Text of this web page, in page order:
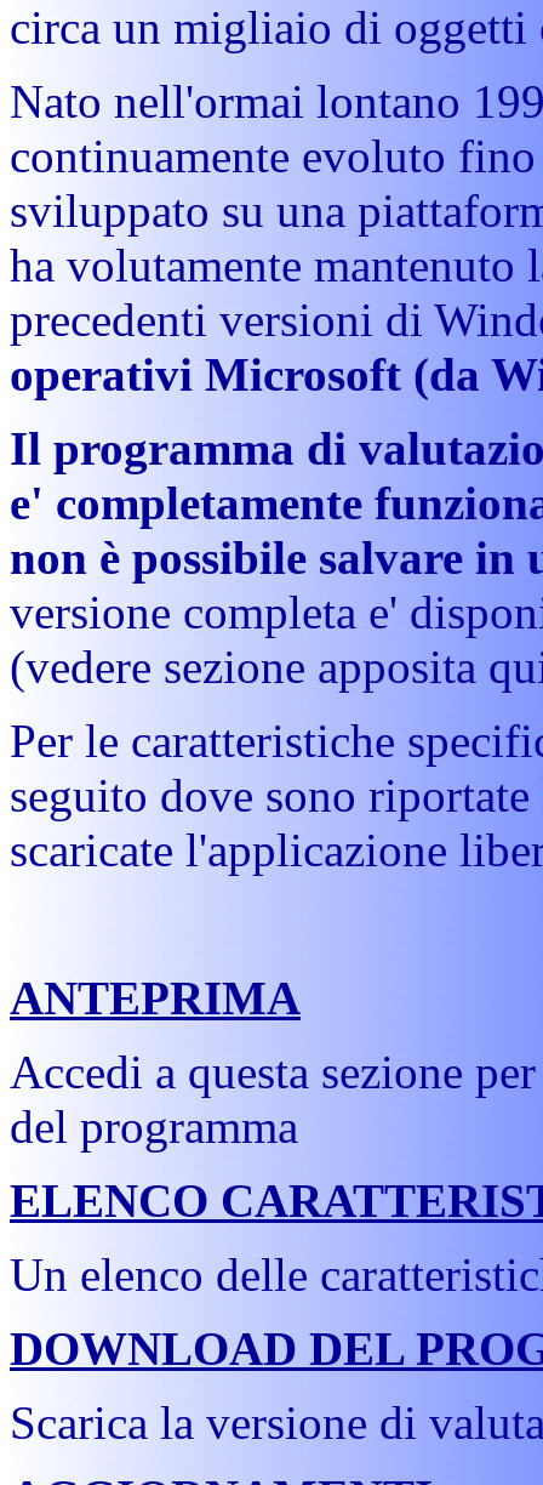
circa un migliaio di oggetti
Nato nell'ormai lontano
continuamente evoluto
sviluppato su una
ha volutamente
precedenti versioni di
operativi Microsoft (da
Il programma di
e' completamente
non è possibile salvare in
versione completa e'
(vedere sezione apposita
Per le caratteristiche
seguito dove sono
scaricate l'applicazione
ANTEPRIMA
Accedi a questa sezione
del programma
ELENCO
Un elenco delle
DOWNLOAD DEL
Scarica la versione di